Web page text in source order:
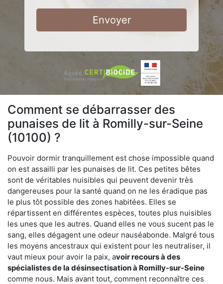
Envoyer
Comment se débarrasser des
punaises de lit à Romilly-sur-Seine
(10100) ?
Pouvoir dormir tranquillement est chose impossible quand
on est assailli par les punaises de lit. Ces petites bêtes
sont de véritables nuisibles qui peuvent devenir très
dangereuses pour la santé quand on ne les éradique pas
le plus tôt possible des zones habitées. Elles se
répartissent en différentes espèces, toutes plus nuisibles
les unes que les autres. Quand elles ne vous sucent pas le
sang, elles dégagent une odeur nauséabonde. Malgré tous
les moyens ancestraux qui existent pour les neutraliser, il
vaut mieux pour avoir la paix, avoir recours à des
spécialistes de la désinsectisation à Romilly-sur-Seine
comme nous. Mais avant tout, comment reconnaître ces